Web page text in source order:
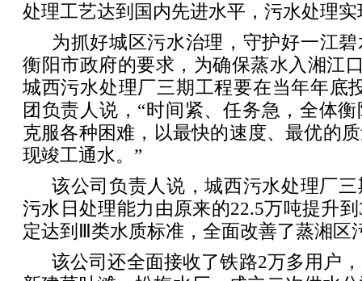
处理工艺达到国内先进水平，污水处理
为抓好城区污水治理，守护好一江
衡阳市政府的要求，为确保蒸水入湘江
城西污水处理厂三期工程要在当年年底
团负责人说，“时间紧、任务急，全体
克服各种困难，以最快的速度、最优的
现竣工通水。”
该公司负责人说，城西污水处理厂
污水日处理能力由原来的22.5万吨提升
定达到Ⅲ类水质标准，全面改善了蒸湘区
该公司还全面接收了铁路2万多用户